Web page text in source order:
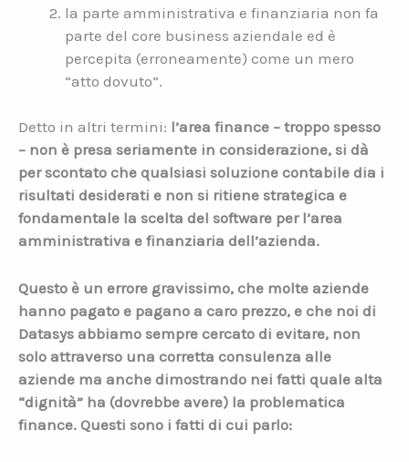
la parte amministrativa e finanziaria non fa
parte del core business aziendale ed è
percepita (erroneamente) come un mero
“atto dovuto”.
Detto in altri termini: l’area finance – troppo spesso
– non è presa seriamente in considerazione, si dà
per scontato che qualsiasi soluzione contabile dia i
risultati desiderati e non si ritiene strategica e
fondamentale la scelta del software per l’area
amministrativa e finanziaria dell’azienda.
Questo è un errore gravissimo, che molte aziende
hanno pagato e pagano a caro prezzo, e che noi di
Datasys abbiamo sempre cercato di evitare, non
solo attraverso una corretta consulenza alle
aziende ma anche dimostrando nei fatti quale alta
“dignità” ha (dovrebbe avere) la problematica
finance. Questi sono i fatti di cui parlo: